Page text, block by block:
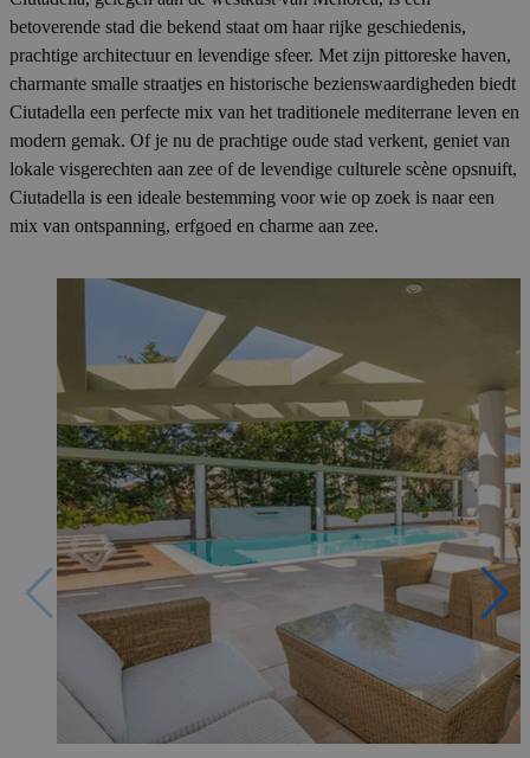
betoverende stad die bekend staat om haar rijke geschiedenis,
prachtige architectuur en levendige sfeer. Met zijn pittoreske haven,
charmante smalle straatjes en historische bezienswaardigheden biedt
Ciutadella een perfecte mix van het traditionele mediterrane leven en
modern gemak. Of je nu de prachtige oude stad verkent, geniet van
lokale visgerechten aan zee of de levendige culturele scène opsnuift,
Ciutadella is een ideale bestemming voor wie op zoek is naar een
mix van ontspanning, erfgoed en charme aan zee.